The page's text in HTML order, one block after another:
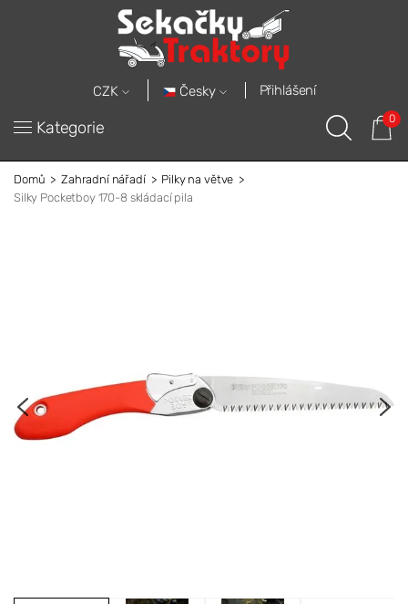
CZK Česky Přihlášení
Kategorie 0
Domů Zahradní nářadí
Pilky na větve
Silky Pocketboy 170-8 skládací pila